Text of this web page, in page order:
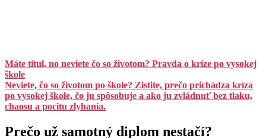
Máte titul, no neviete čo so životom? Pravda o kríze po vysokej
škole
Neviete, čo so životom po škole? Zistite, prečo prichádza kríza
po vysokej škole, čo ju spôsobuje a ako ju zvládnuť bez tlaku,
chaosu a pocitu zlyhania.
Prečo už samotný diplom nestačí?